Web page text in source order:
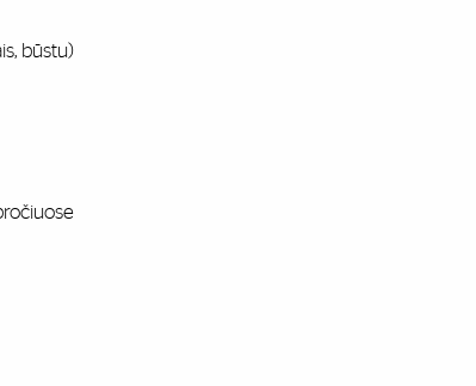
būstu)